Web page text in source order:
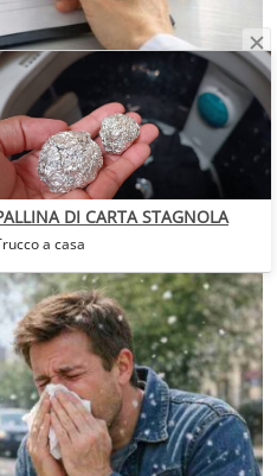
servono davvero: come
da-te
DI CARTA STAGNOLA
a casa